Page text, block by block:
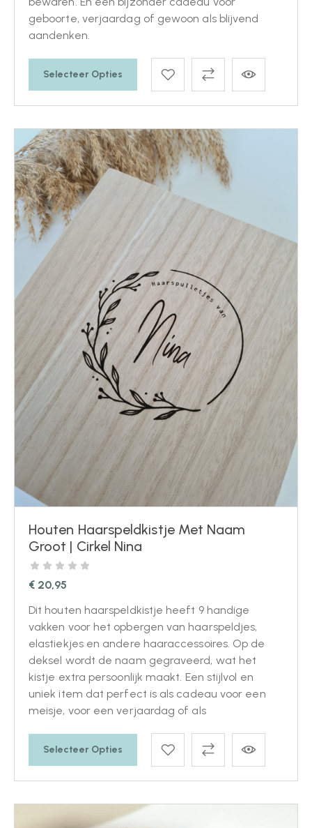
geboorte, verjaardag of gewoon als blijvend
aandenken.
Selecteer Opties
Houten Haarspeldkistje Met Naam
Groot | Cirkel Nina
€ 20,95
Dit houten haarspeldkistje heeft 9 handige
vakken voor het opbergen van haarspeldjes,
elastiekjes en andere haaraccessoires. Op de
deksel wordt de naam gegraveerd, wat het
kistje extra persoonlijk maakt. Een stijlvol en
uniek item dat perfect is als cadeau voor een
meisje, voor een verjaardag of als
Selecteer Opties